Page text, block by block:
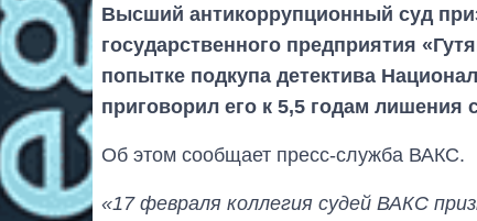
Высший антикоррупционный суд
государственного предприятия
попытке подкупа детектива
приговорил его к 5,5 годам
Об этом сообщает пресс-служба ВАКС.
«17 февраля коллегия судей ВАКС